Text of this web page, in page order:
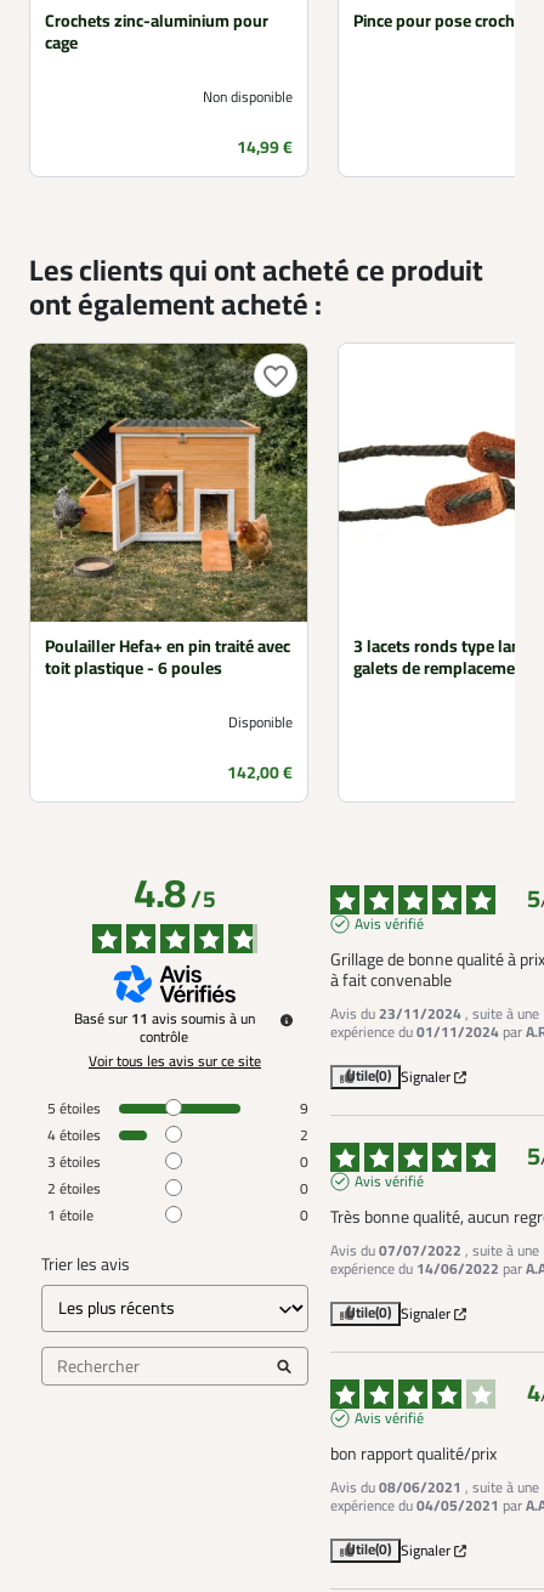
Crochets zinc-aluminium pour
cage
Non disponible
Prix
14,99 €
Pince pour pose crochets
Les clients qui ont acheté ce produit
ont également acheté :
favorite_border
Poulailler Hefa+ en pin traité avec
toit plastique - 6 poules
Disponible
Prix
142,00 €
3 lacets ronds type
galets de remplacement
4.8/5
Basé sur 11 avis soumis à un
contrôle
Voir tous les avis sur ce site
5 étoiles
9
4étoiles
2
3 étoiles
0
2 étoiles
0
1 étoile 0
Trier les avis
5
Avis vérifié
Grillage de bonne qualité à
à fait convenable
Avis du23/11/2024, suite à une
expérience du01/11/2024 par
Utile(0) Signaler
5
Avis vérifié
Très bonne qualité, aucun
Avis du07/07/2022 , suite à une
expérience du 14/06/2022 par
Utile(0) Signaler
4
Avis vérifié
bon rapport qualité/prix
Avis du08/06/2021 , suite à une
expérience du04/05/2021 par
Utile(0) Signaler